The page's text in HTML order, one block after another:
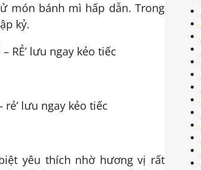
món bánh mì hấp dẫn. Trong
kỷ.
yêu thích nhờ hương vị rất